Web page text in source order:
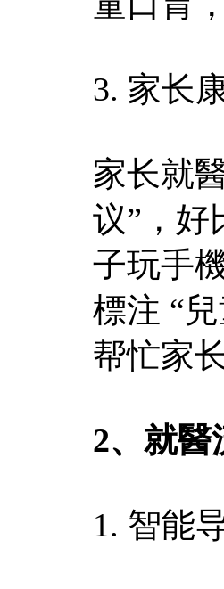
3. 家长
家长就
议”，好
子玩手
標注 “
帮忙家
2、就醫
​1. 智能